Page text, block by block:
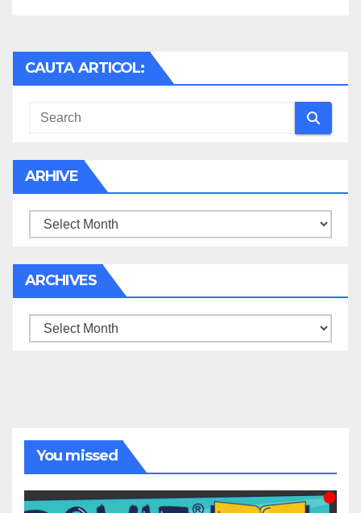
CAUTA ARTICOL:
ARHIVE
Arhive
ARCHIVES
Archives
You missed